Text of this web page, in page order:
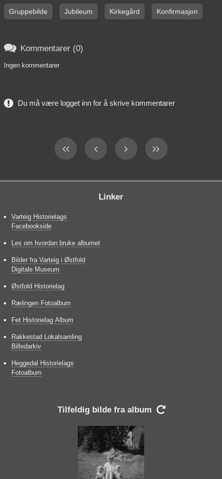
Gruppebilde Jubileum Kirkegård Konfirmasjon
 Kommentarer (0)
Ingen kommentarer
Du må være logget inn for å skrive kommentarer
Linker
Varteig Historielags
Facebookside
Les om hvordan bruke albumet
Bilder fra Varteig i Østfold
Digitale Museum
Østfold Historielag
Rælingen Fotoalbum
Fet Historielag Album
Rakkestad Lokalsamling
Billedarkiv
Heggedal Historielags
Fotoalbum
Tilfeldig bilde fra album 